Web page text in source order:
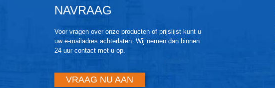
NAVRAAG
Voor vragen over onze producten of prijslijst kunt u
uw e-mailadres achterlaten. Wij nemen dan binnen
24 uur contact met u op.
VRAAG NU AAN